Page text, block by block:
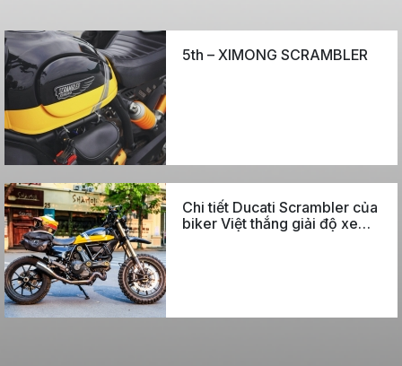
5th – XIMONG SCRAMBLER
Chi tiết Ducati Scrambler của
biker Việt thắng giải độ xe